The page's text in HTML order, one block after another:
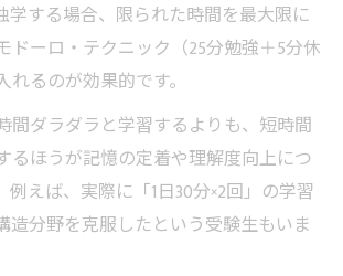
学する場合、限られた時間を最大限に
ドーロ・テクニック（25分勉強＋5分休
るのが効果的です。
間ダラダラと学習するよりも、短時間
るほうが記憶の定着や理解度向上につ
例えば、実際に「1日30分×2回」の学習
造分野を克服したという受験生もいま